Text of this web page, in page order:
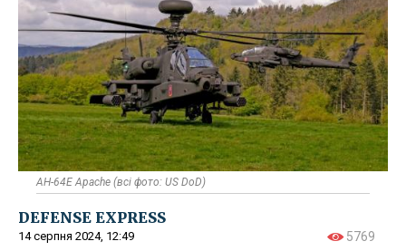
AH-64E Apache (всі фото: US DoD)
DEFENSE EXPRESS
14 серпня 2024, 12:49 5769